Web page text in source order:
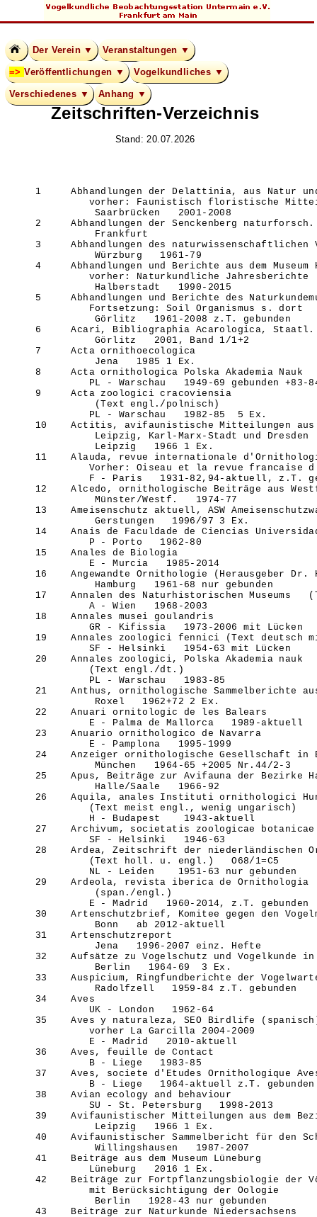
Der Verein ▼ Veranstaltungen ▼
Veröffentlichungen ▼ Vogelkundliches ▼
Verschiedenes ▼ Anhang ▼
Zeitschriften-Verzeichnis
Stand: 20.07.2026